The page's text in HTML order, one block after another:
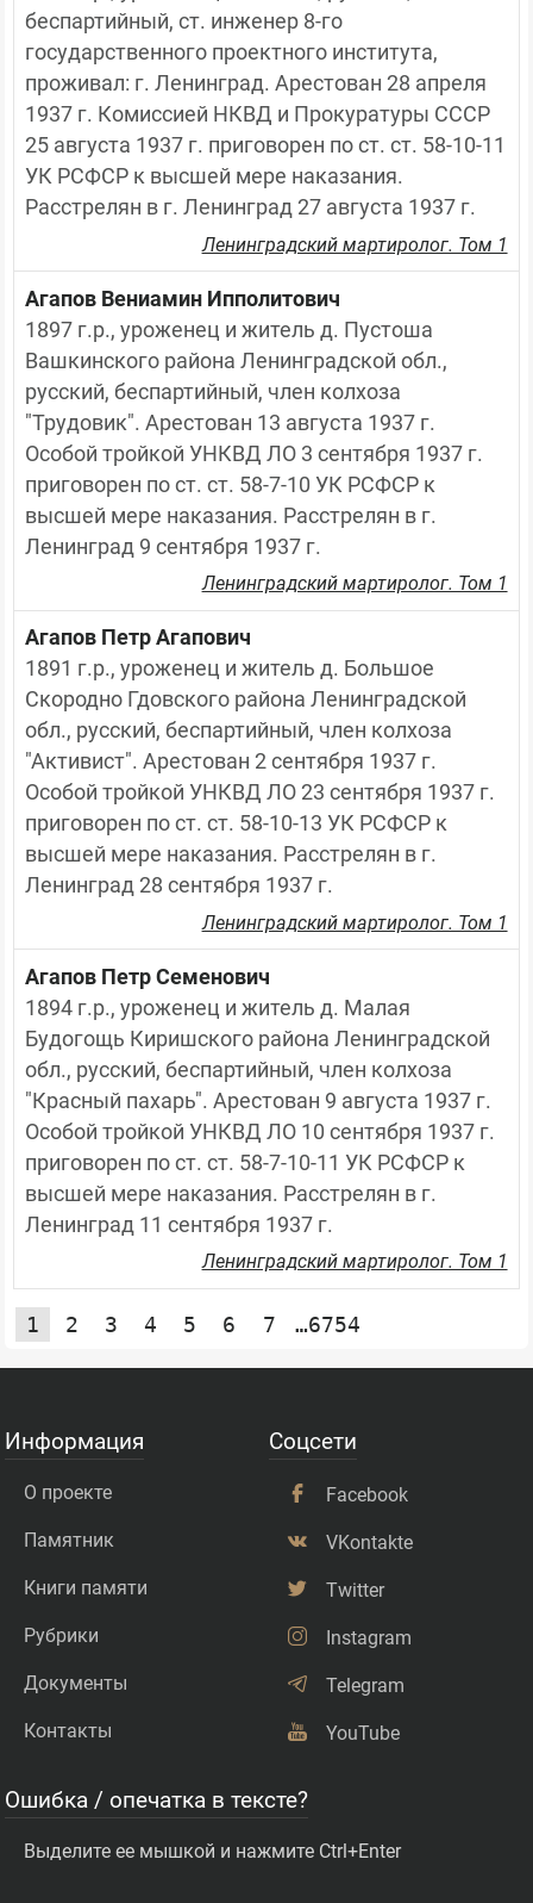
беспартийный, ст. инженер 8-го
государственного проектного института,
проживал: г. Ленинград. Арестован 28 апреля
1937 г. Комиссией НКВД и Прокуратуры СССР
25 августа 1937 г. приговорен по ст. ст. 58-10-11
УК РСФСР к высшей мере наказания.
Расстрелян в г. Ленинград 27 августа 1937 г.
Ленинградский мартиролог. Том 1
Агапов Вениамин Ипполитович
1897 г.р., уроженец и житель д. Пустоша
Вашкинского района Ленинградской обл.,
русский, беспартийный, член колхоза
"Трудовик". Арестован 13 августа 1937 г.
Особой тройкой УНКВД ЛО 3 сентября 1937 г.
приговорен по ст. ст. 58-7-10 УК РСФСР к
высшей мере наказания. Расстрелян в г.
Ленинград 9 сентября 1937 г.
Ленинградский мартиролог. Том 1
Агапов Петр Агапович
1891 г.р., уроженец и житель д. Большое
Скородно Гдовского района Ленинградской
обл., русский, беспартийный, член колхоза
"Активист". Арестован 2 сентября 1937 г.
Особой тройкой УНКВД ЛО 23 сентября 1937 г.
приговорен по ст. ст. 58-10-13 УК РСФСР к
высшей мере наказания. Расстрелян в г.
Ленинград 28 сентября 1937 г.
Ленинградский мартиролог. Том 1
Агапов Петр Семенович
1894 г.р., уроженец и житель д. Малая
Будогощь Киришского района Ленинградской
обл., русский, беспартийный, член колхоза
"Красный пахарь". Арестован 9 августа 1937 г.
Особой тройкой УНКВД ЛО 10 сентября 1937 г.
приговорен по ст. ст. 58-7-10-11 УК РСФСР к
высшей мере наказания. Расстрелян в г.
Ленинград 11 сентября 1937 г.
Ленинградский мартиролог. Том 1
1 2 3 4 5 6 7 …6754
Информация
О проекте
Памятник
Книги памяти
Рубрики
Документы
Контакты
Соцсети
Facebook
VKontakte
Twitter
Instagram
Telegram
YouTube
Ошибка / опечатка в тексте?
Выделите ее мышкой и нажмите Ctrl+Enter